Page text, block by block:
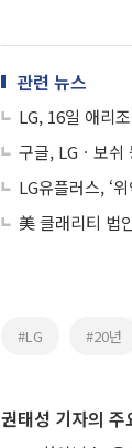
관련 뉴스
LG, 16일 애리
구글, LGㆍ보쉬
LG유플러스, ‘
美 클래리티 법
#LG #20년
권태성 기자의 주